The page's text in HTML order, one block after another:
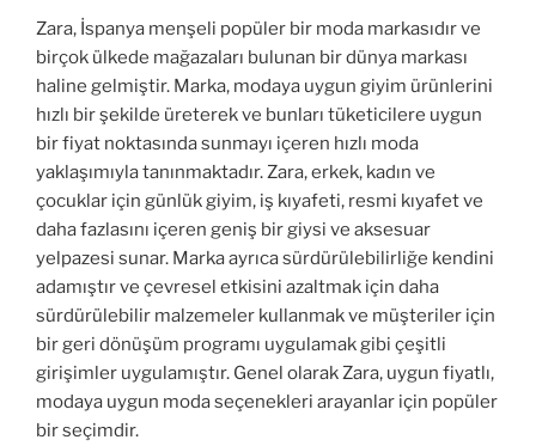
Zara, İspanya menşeli popüler bir moda markasıdır ve
birçok ülkede mağazaları bulunan bir dünya markası
haline gelmiştir. Marka, modaya uygun giyim ürünlerini
hızlı bir şekilde üreterek ve bunları tüketicilere uygun
bir fiyat noktasında sunmayı içeren hızlı moda
yaklaşımıyla tanınmaktadır. Zara, erkek, kadın ve
çocuklar için günlük giyim, iş kıyafeti, resmi kıyafet ve
daha fazlasını içeren geniş bir giysi ve aksesuar
yelpazesi sunar. Marka ayrıca sürdürülebilirliğe kendini
adamıştır ve çevresel etkisini azaltmak için daha
sürdürülebilir malzemeler kullanmak ve müşteriler için
bir geri dönüşüm programı uygulamak gibi çeşitli
girişimler uygulamıştır. Genel olarak Zara, uygun fiyatlı,
modaya uygun moda seçenekleri arayanlar için popüler
bir seçimdir.